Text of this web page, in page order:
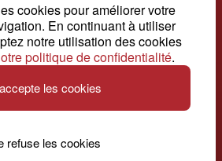
cookies pour améliorer votre
En continuant à utiliser
notre utilisation des cookies
politique de confidentialité.
les cookies
refuse les cookies